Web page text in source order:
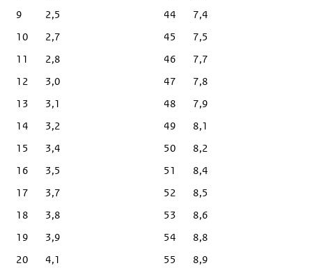
9
2,5
10
2,7
11
2,8
12
3,0
13
3,1
14
3,2
15
3,4
16
3,5
17
3,7
18
3,8
19
3,9
20
4,1
44
7,4
45
7,5
46
7,7
47
7,8
48
7,9
49
8,1
50
8,2
51
8,4
52
8,5
53
8,6
54
8,8
55
8,9